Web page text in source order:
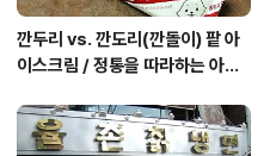
깐두리 vs. 깐도리(깐돌이) 팥 아
이스크림 / 정통을 따라하는 아류
스크림